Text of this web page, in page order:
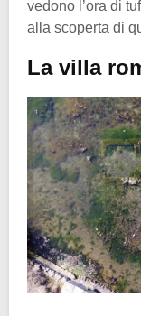
vedono l’ora di
alla scoperta di
La villa